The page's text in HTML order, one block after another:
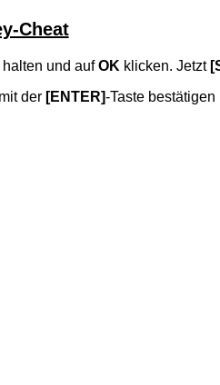
Cheat
und aufOK klicken. Jetzt
der [ENTER]-Taste bestätigen